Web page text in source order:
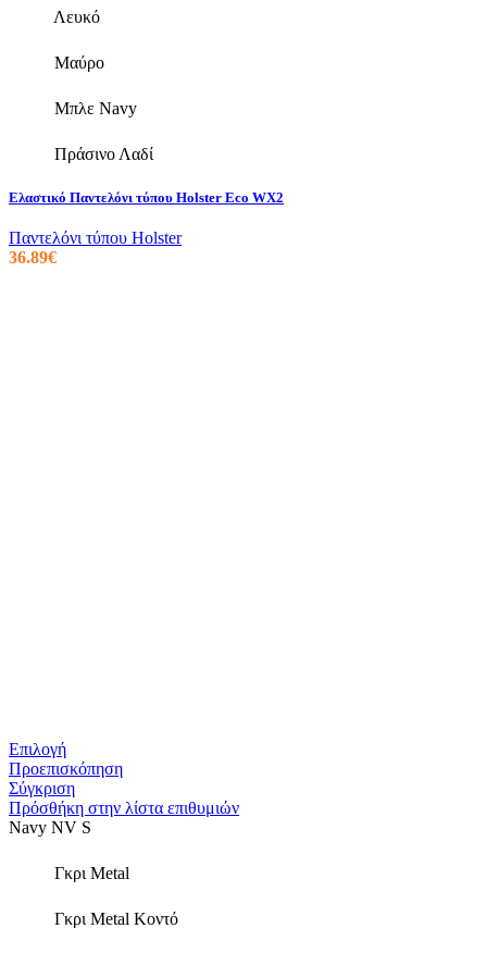
επιλεγούν
σελίδα
του
Λευκό
Μαύρο
Μπλε Navy
Πράσινο Λαδί
Ελαστικό Παντελόνι τύπου Holster Eco WX2
Παντελόνι τύπου Holster
36.89€
ΕπιλογήΑυτό
το
προϊόν
έχει
πολλαπλές
επιλογές
να
Προεπισκόπηση
Σύγκριση
Πρόσθήκη στην λίστα επιθυμιών
Navy NV S
Γκρι Metal
Γκρι Metal Κοντό